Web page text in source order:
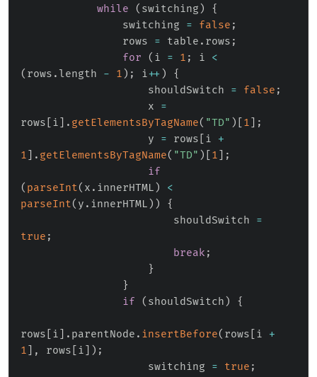
while
( switching )
{
                switching
= false ;
                rows
= table . rows ;
for
( i = 1 ; i <
( rows . length - 1 ) ; i++ )
{
                    shouldSwitch
= false ;
                    x
=
rows
i . getElementsByTagName( "TD" ) 1
;
                    y
= rows i +
1
. getElementsByTagName( "TD" ) 1
;
if
( parseInt( x . innerHTML )
<
parseInt( y . innerHTML ) )
{
                        shouldSwitch
=
true ;
break ;
}
}
if
( shouldSwitch ) {
rows i . parentNode . insertBefore( rows i +
1
, rows i ) ;
                    switching
= true ;